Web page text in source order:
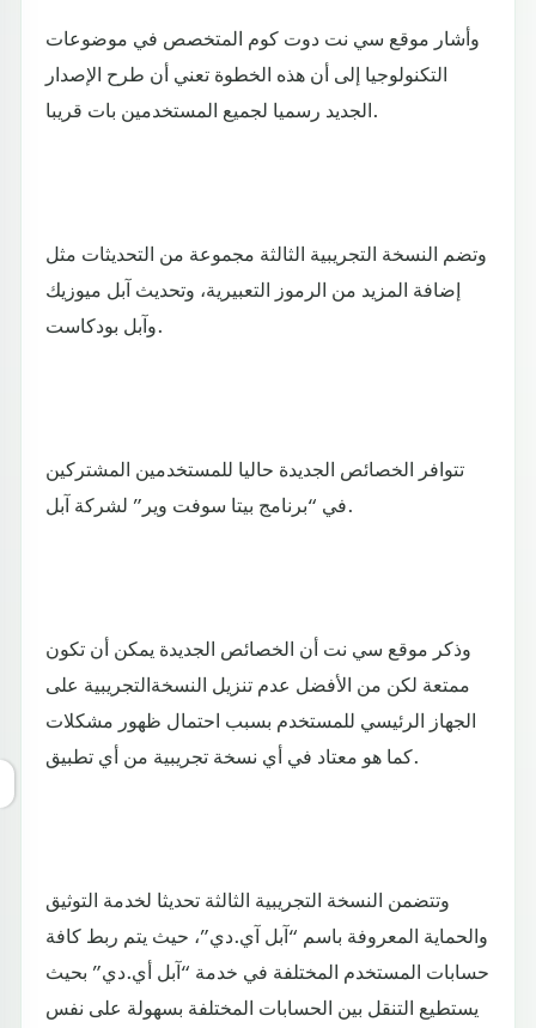
وأشار موقع سي نت دوت كوم المتخصص في موضوعات
التكنولوجيا إلى أن هذه الخطوة تعني أن طرح الإصدار
الجديد رسميا لجميع المستخدمين بات قريبا.
وتضم النسخة التجريبية الثالثة مجموعة من التحديثات مثل
إضافة المزيد من الرموز التعبيرية، وتحديث آبل ميوزيك
وآبل بودكاست.
تتوافر الخصائص الجديدة حاليا للمستخدمين المشتركين
في “برنامج بيتا سوفت وير” لشركة آبل.
وذكر موقع سي نت أن الخصائص الجديدة يمكن أن تكون
ممتعة لكن من الأفضل عدم تنزيل النسخةالتجريبية على
الجهاز الرئيسي للمستخدم بسبب احتمال ظهور مشكلات
كما هو معتاد في أي نسخة تجريبية من أي تطبيق.
وتتضمن النسخة التجريبية الثالثة تحديثا لخدمة التوثيق
والحماية المعروفة باسم “آبل آي.دي”، حيث يتم ربط كافة
حسابات المستخدم المختلفة في خدمة “آبل أي.دي” بحيث
يستطيع التنقل بين الحسابات المختلفة بسهولة على نفس